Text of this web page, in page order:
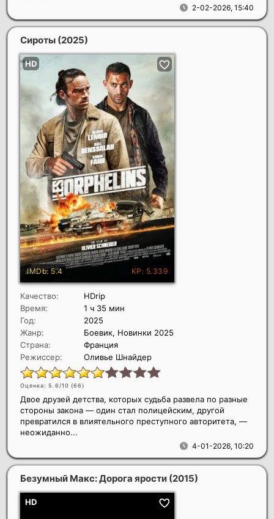
2-02-2026, 15:40
Сироты (2025)
Качество:
HDrip
Время:
1 ч 35 мин
Год:
2025
Жанр:
Боевик, Новинки 2025
Страна:
Франция
Режиссер:
Оливье Шнайдер
Оценка: 5.6/10 (66)
4-01-2026, 10:20
Двое друзей детства, которых судьба развела по разные
стороны закона — один стал полицейским, другой
превратился в влиятельного преступного авторитета, —
неожиданно...
Безумный Макс: Дорога ярости (2015)